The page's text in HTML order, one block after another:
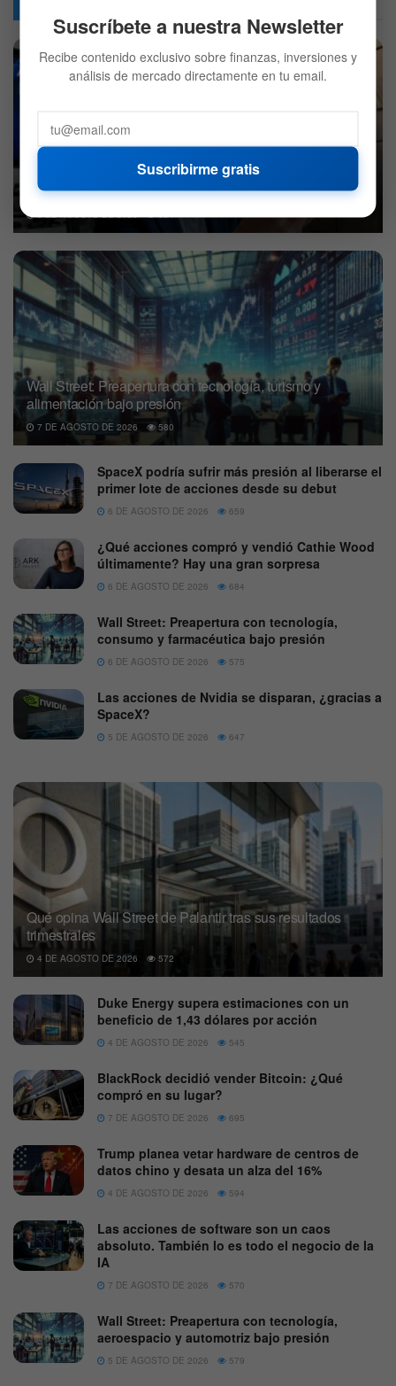
JPMorgan añade esta acción de valor ‘no querida’ a su
lista de compras favoritas
Wall Street: Preapertura con tecnología, turismo y
alimentación bajo presión
7 DE AGOSTO DE 2026 580
SpaceX podría sufrir más presión al liberarse el
primer lote de acciones desde su debut
6 DE AGOSTO DE 2026 659
¿Qué acciones compró y vendió Cathie Wood
últimamente? Hay una gran sorpresa
6 DE AGOSTO DE 2026 684
Wall Street: Preapertura con tecnología,
consumo y farmacéutica bajo presión
6 DE AGOSTO DE 2026 575
Las acciones de Nvidia se disparan, ¿gracias a
SpaceX?
5 DE AGOSTO DE 2026 647
Qué opina Wall Street de Palantir tras sus resultados
trimestrales
4 DE AGOSTO DE 2026 572
Duke Energy supera estimaciones con un
beneficio de 1,43 dólares por acción
4 DE AGOSTO DE 2026 545
BlackRock decidió vender Bitcoin: ¿Qué
compró en su lugar?
7 DE AGOSTO DE 2026 695
Trump planea vetar hardware de centros de
datos chino y desata un alza del 16%
4 DE AGOSTO DE 2026 594
Las acciones de software son un caos
absoluto. También lo es todo el negocio de la
IA
7 DE AGOSTO DE 2026 570
Wall Street: Preapertura con tecnología,
aeroespacio y automotriz bajo presión
5 DE AGOSTO DE 2026 579
Suscríbete a nuestra Newsletter
Recibe contenido exclusivo sobre finanzas, inversiones y
análisis de mercado directamente en tu email.
Suscribirme gratis